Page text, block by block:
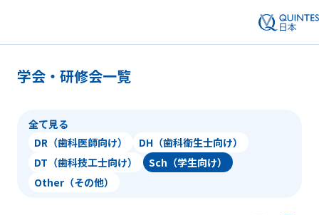
学会・研修会一覧
全て見る
DR（歯科医師向け）
DH（歯科衛生士向け）
DT（歯科技工士向け）
Sch（学生向け）
Other（その他）